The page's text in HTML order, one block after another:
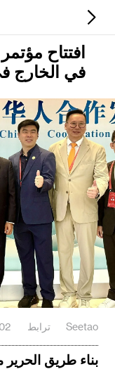
افتتاح مؤتمر
في الخارج في
Seetao ترابط
بناء طريق الحرير